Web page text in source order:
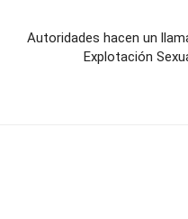
Autoridades hacen un
Explotación